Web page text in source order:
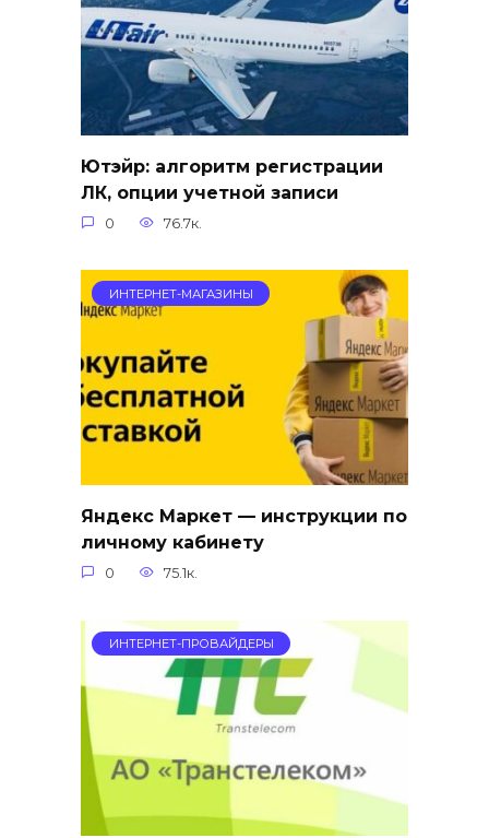
Ютэйр: алгоритм регистрации
ЛК, опции учетной записи
0 76.7к.
ИНТЕРНЕТ-МАГАЗИНЫ
Яндекс Маркет — инструкции по
личному кабинету
0 75.1к.
ИНТЕРНЕТ-ПРОВАЙДЕРЫ